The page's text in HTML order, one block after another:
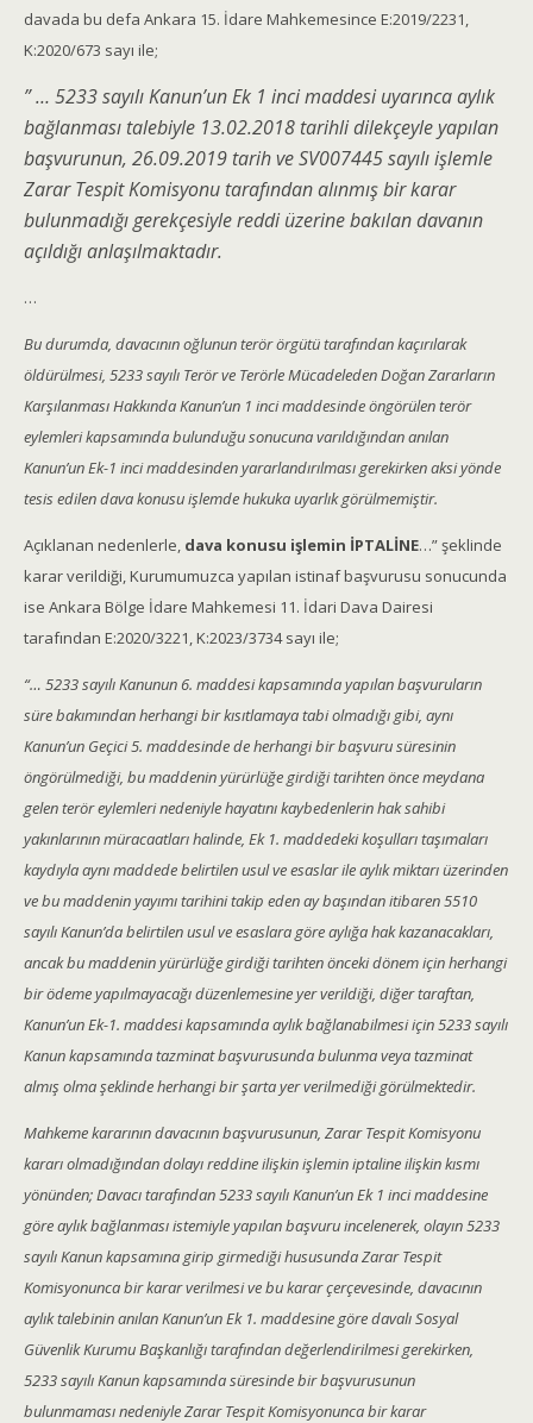
davada bu defa Ankara 15. İdare Mahkemesince E:2019/2231,
K:2020/673 sayı ile;
” … 5233 sayılı Kanun’un Ek 1 inci maddesi uyarınca aylık
bağlanması talebiyle 13.02.2018 tarihli dilekçeyle yapılan
başvurunun, 26.09.2019 tarih ve SV007445 sayılı işlemle
Zarar Tespit Komisyonu tarafından alınmış bir karar
bulunmadığı gerekçesiyle reddi üzerine bakılan davanın
açıldığı anlaşılmaktadır.
…
Bu durumda, davacının oğlunun terör örgütü tarafından kaçırılarak
öldürülmesi, 5233 sayılı Terör ve Terörle Mücadeleden Doğan Zararların
Karşılanması Hakkında Kanun’un 1 inci maddesinde öngörülen terör
eylemleri kapsamında bulunduğu sonucuna varıldığından anılan
Kanun’un Ek-1 inci maddesinden yararlandırılması gerekirken aksi yönde
tesis edilen dava konusu işlemde hukuka uyarlık görülmemiştir.
Açıklanan nedenlerle, dava konusu işlemin İPTALİNE…” şeklinde
karar verildiği, Kurumumuzca yapılan istinaf başvurusu sonucunda
ise Ankara Bölge İdare Mahkemesi 11. İdari Dava Dairesi
tarafından E:2020/3221, K:2023/3734 sayı ile;
“… 5233 sayılı Kanunun 6. maddesi kapsamında yapılan başvuruların
süre bakımından herhangi bir kısıtlamaya tabi olmadığı gibi, aynı
Kanun’un Geçici 5. maddesinde de herhangi bir başvuru süresinin
öngörülmediği, bu maddenin yürürlüğe girdiği tarihten önce meydana
gelen terör eylemleri nedeniyle hayatını kaybedenlerin hak sahibi
yakınlarının müracaatları halinde, Ek 1. maddedeki koşulları taşımaları
kaydıyla aynı maddede belirtilen usul ve esaslar ile aylık miktarı üzerinden
ve bu maddenin yayımı tarihini takip eden ay başından itibaren 5510
sayılı Kanun’da belirtilen usul ve esaslara göre aylığa hak kazanacakları,
ancak bu maddenin yürürlüğe girdiği tarihten önceki dönem için herhangi
bir ödeme yapılmayacağı düzenlemesine yer verildiği, diğer taraftan,
Kanun’un Ek-1. maddesi kapsamında aylık bağlanabilmesi için 5233 sayılı
Kanun kapsamında tazminat başvurusunda bulunma veya tazminat
almış olma şeklinde herhangi bir şarta yer verilmediği görülmektedir.
Mahkeme kararının davacının başvurusunun, Zarar Tespit Komisyonu
kararı olmadığından dolayı reddine ilişkin işlemin iptaline ilişkin kısmı
yönünden; Davacı tarafından 5233 sayılı Kanun’un Ek 1 inci maddesine
göre aylık bağlanması istemiyle yapılan başvuru incelenerek, olayın 5233
sayılı Kanun kapsamına girip girmediği hususunda Zarar Tespit
Komisyonunca bir karar verilmesi ve bu karar çerçevesinde, davacının
aylık talebinin anılan Kanun’un Ek 1. maddesine göre davalı Sosyal
Güvenlik Kurumu Başkanlığı tarafından değerlendirilmesi gerekirken,
5233 sayılı Kanun kapsamında süresinde bir başvurusunun
bulunmaması nedeniyle Zarar Tespit Komisyonunca bir karar